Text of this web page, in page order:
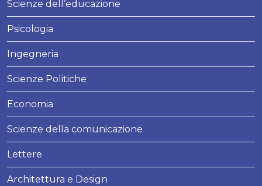
Scienze dell’educazione
Psicologia
Ingegneria
Scienze Politiche
Economia
Scienze della comunicazione
Lettere
Architettura e Design